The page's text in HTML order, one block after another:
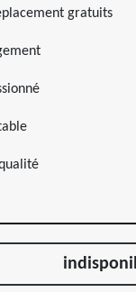
gratuits